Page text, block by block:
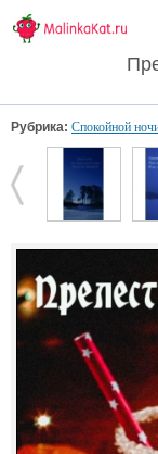
Рубрика: Спокойной